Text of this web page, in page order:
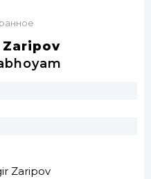
Zaripov